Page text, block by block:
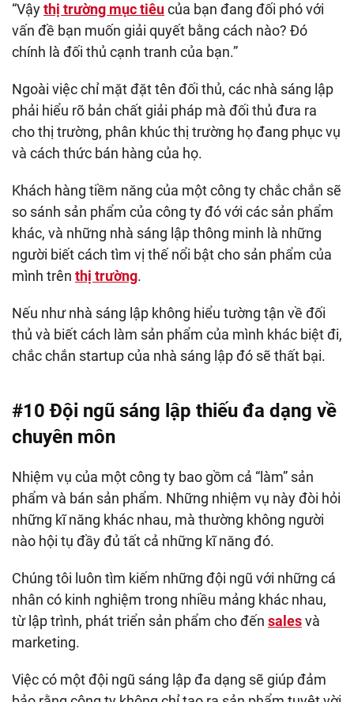
“Vậythị trường mục tiêucủa bạn đang đối phó với
vấn đề bạn muốn giải quyết bằng cách nào? Đó
chính là đối thủ cạnh tranh của bạn.”
Ngoài việc chỉ mặt đặt tên đối thủ, các nhà sáng lập
phải hiểu rõ bản chất giải pháp mà đối thủ đưa ra
cho thị trường, phân khúc thị trường họ đang phục vụ
và cách thức bán hàng của họ.
Khách hàng tiềm năng của một công ty chắc chắn sẽ
so sánh sản phẩm của công ty đó với các sản phẩm
khác, và những nhà sáng lập thông minh là những
người biết cách tìm vị thế nổi bật cho sản phẩm của
mình trên thị trường.
Nếu như nhà sáng lập không hiểu tường tận về đối
thủ và biết cách làm sản phẩm của mình khác biệt đi,
chắc chắn startup của nhà sáng lập đó sẽ thất bại.
#10 Đội ngũ sáng lập thiếu đa dạng về
chuyên môn
Nhiệm vụ của một công ty bao gồm cả “làm” sản
phẩm và bán sản phẩm. Những nhiệm vụ này đòi hỏi
những kĩ năng khác nhau, mà thường không người
nào hội tụ đầy đủ tất cả những kĩ năng đó.
Chúng tôi luôn tìm kiếm những đội ngũ với những cá
nhân có kinh nghiệm trong nhiều mảng khác nhau,
từ lập trình, phát triển sản phẩm cho đến salesvà
marketing.
Việc có một đội ngũ sáng lập đa dạng sẽ giúp đảm